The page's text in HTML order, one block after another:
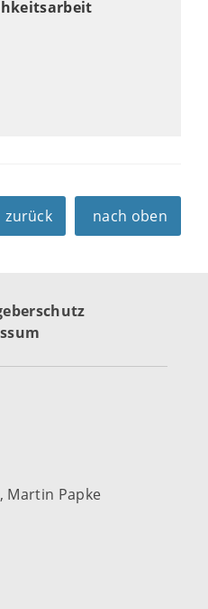
zurück nach oben
Martin Papke